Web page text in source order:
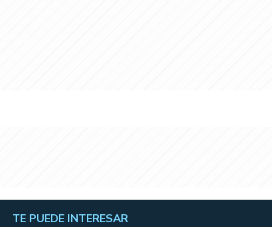
TE PUEDE INTERESAR